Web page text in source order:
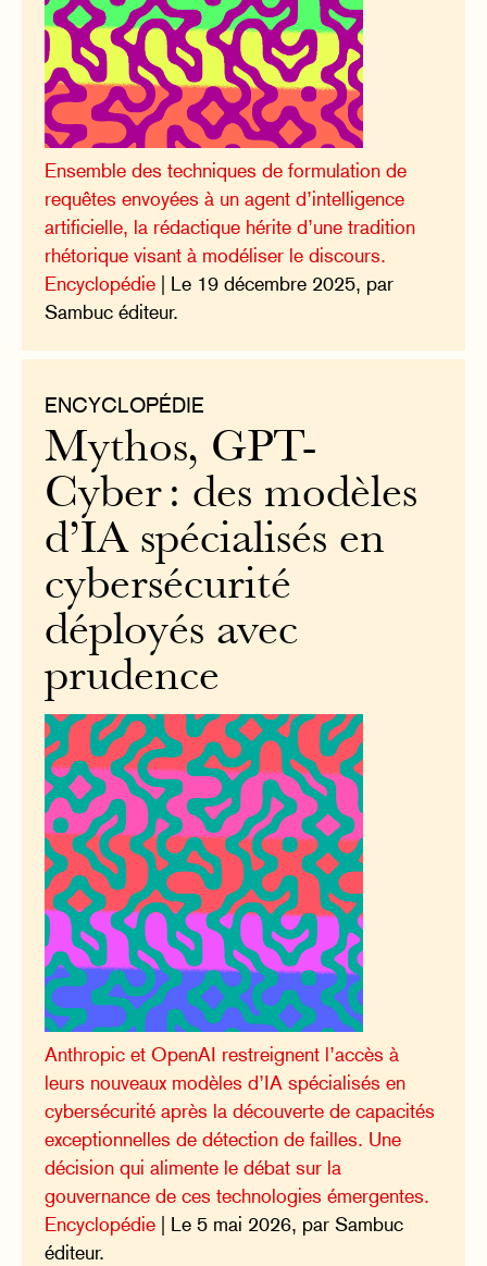
Ensemble des techniques de formulation de
requêtes envoyées à un agent d’intelligence
artificielle, la rédactique hérite d’une tradition
rhétorique visant à modéliser le discours.
Encyclopédie | Le 19 décembre 2025, par
Sambuc éditeur.
ENCYCLOPÉDIE
Mythos, GPT-
Cyber : des modèles
d’IA spécialisés en
cybersécurité
déployés avec
prudence
Anthropic et OpenAI restreignent l’accès à
leurs nouveaux modèles d’IA spécialisés en
cybersécurité après la découverte de capacités
exceptionnelles de détection de failles. Une
décision qui alimente le débat sur la
gouvernance de ces technologies émergentes.
Encyclopédie | Le 5 mai 2026, par Sambuc
éditeur.